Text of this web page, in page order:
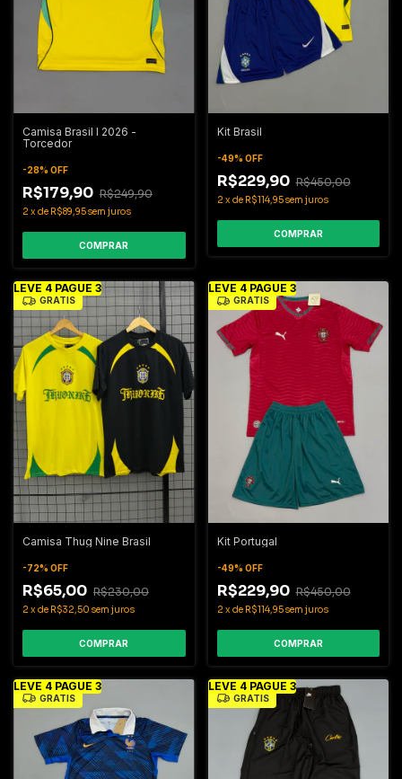
Camisa Brasil I 2026 -
Torcedor
-28% OFF
R$179,90 R$249,90
2 xde R$89,95sem juros
COMPRAR
Kit Brasil
-49% OFF
R$229,90 R$450,00
2 xde R$114,95sem juros
COMPRAR
LEVE 4 PAGUE 3
GRÁTIS
Camisa Thug Nine Brasil
-72% OFF
R$65,00 R$230,00
2 xde R$32,50 sem juros
COMPRAR
LEVE 4 PAGUE 3
GRÁTIS
Kit Portugal
-49% OFF
R$229,90 R$450,00
2 xde R$114,95sem juros
COMPRAR
LEVE 4 PAGUE 3
GRÁTIS
LEVE 4 PAGUE 3
GRÁTIS